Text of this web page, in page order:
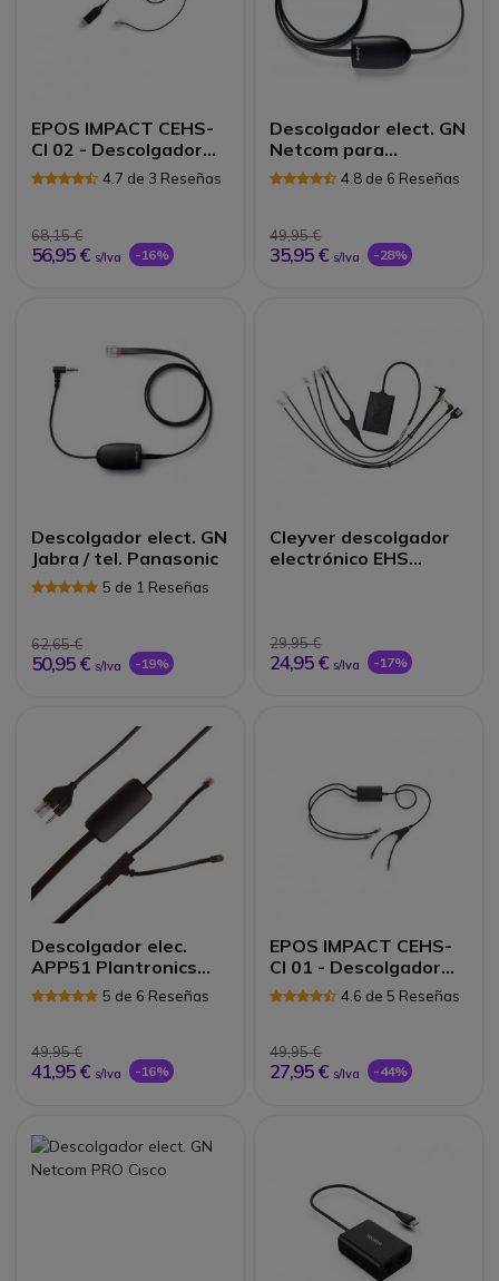
EPOS IMPACT CEHS-
CI 02 - Descolgador
electr
4.7 de 3 Reseñas
68,15 €
56,95 € s/Iva -16%
Descolgador elect. GN
Netcom para
tel.Polycom4.8 de 6 Reseñas
49,95 €
35,95 € s/Iva -28%
Descolgador elect. GN
Jabra / tel. Panasonic
5 de 1 Reseñas
62,65 €
50,95 € s/Iva -19%
Cleyver descolgador
electrónico EHS
29,95 €
24,95 € s/Iva -17%
Descolgador elec.
APP51 Plantronics
para Polycom5 de 6 Reseñas
49,95 €
41,95 € s/Iva -16%
EPOS IMPACT CEHS-
CI 01 - Descolgador
electr
4.6 de 5 Reseñas
49,95 €
27,95 € s/Iva -44%